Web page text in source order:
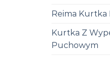
Reima Kurtka
Kurtka Z
Puchowym